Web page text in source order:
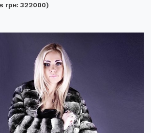
грн: 322000)